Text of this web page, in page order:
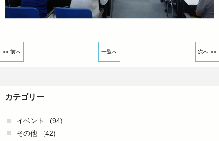
<< 前へ 一覧へ 次へ >>
カテゴリー
イベント
(94)
その他
(42)